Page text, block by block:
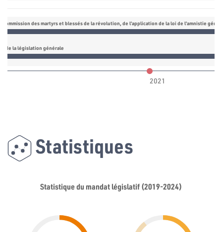
Commission des martyrs et blessés de la révolution, de l’application de la loi de l’amnistie
de la législation générale
2021
Statistiques
Statistique du mandat législatif (2019-2024)